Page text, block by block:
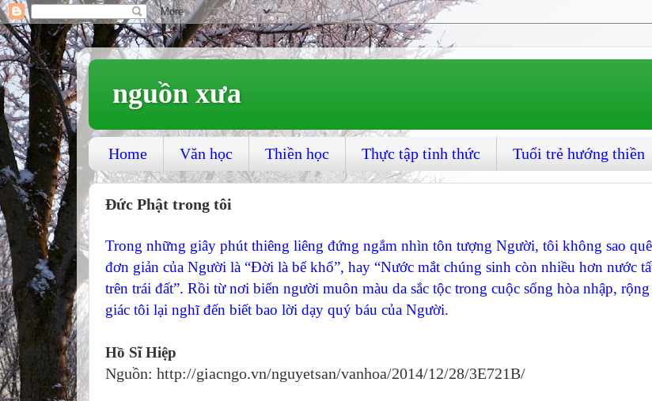
nguồn xưa
Home Văn học Thiền học Thực tập tỉnh thức Tuổi trẻ hướng thiền
Đức Phật trong tôi
Trong những giây phút thiêng liêng đứng ngắm nhìn tôn tượng Người, tôi không sao
đơn giản của Người là “Đời là bể khổ”, hay “Nước mắt chúng sinh còn nhiều hơn nước
trên trái đất”. Rồi từ nơi biển người muôn màu da sắc tộc trong cuộc sống hòa nhập,
giác tôi lại nghĩ đến biết bao lời dạy quý báu của Người.
Hồ Sĩ Hiệp
Nguồn: http://giacngo.vn/nguyetsan/vanhoa/2014/12/28/3E721B/